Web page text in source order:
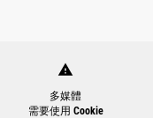
warning
多媒體
需要使用 Cookie